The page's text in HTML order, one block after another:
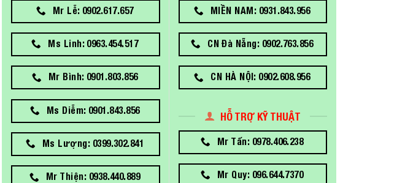
Mr Lễ: 0902.617.657
Ms Linh: 0963.454.517
Mr Bình: 0901.803.856
Ms Diễm: 0901.843.856
Ms Lượng: 0399.302.841
Mr Thiện: 0938.440.889
MIỀN NAM: 0931.843.956
CN Đà Nẵng: 0902.763.856
CN HÀ NỘI: 0902.608.956
HỖ TRỢ KỸ THUẬT
Mr Tấn: 0978.406.238
Mr Quy: 096.644.7370